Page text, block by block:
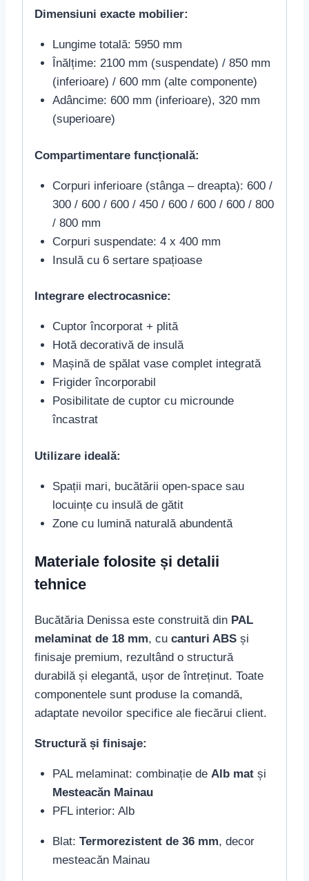
Dimensiuni exacte mobilier:
Lungime totală: 5950 mm
Înălțime: 2100 mm (suspendate) / 850 mm
(inferioare) / 600 mm (alte componente)
Adâncime: 600 mm (inferioare), 320 mm
(superioare)
Compartimentare funcțională:
Corpuri inferioare (stânga – dreapta): 600 /
300 / 600 / 600 / 450 / 600 / 600 / 600 / 800
/ 800 mm
Corpuri suspendate: 4 x 400 mm
Insulă cu 6 sertare spațioase
Integrare electrocasnice:
Cuptor încorporat + plită
Hotă decorativă de insulă
Mașină de spălat vase complet integrată
Frigider încorporabil
Posibilitate de cuptor cu microunde
încastrat
Utilizare ideală:
Spații mari, bucătării open-space sau
locuințe cu insulă de gătit
Zone cu lumină naturală abundentă
Materiale folosite și detalii
tehnice
Bucătăria Denissa este construită din PAL
melaminat de 18 mm, cu canturi ABS și
finisaje premium, rezultând o structură
durabilă și elegantă, ușor de întreținut. Toate
componentele sunt produse la comandă,
adaptate nevoilor specifice ale fiecărui client.
Structură și finisaje:
PAL melaminat: combinație de Alb matși
Mesteacăn Mainau
PFL interior: Alb
Blat: Termorezistent de 36 mm, decor
mesteacăn Mainau